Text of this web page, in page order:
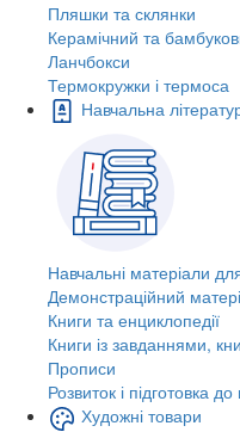
Пляшки та склянки
Керамічний та
Ланчбокси
Термокружки і термоса
Навчальна
Навчальні матеріали
Демонстраційний
Книги та енциклопедії
Книги із завданнями,
Прописи
Розвиток і підготовка
Художні товари